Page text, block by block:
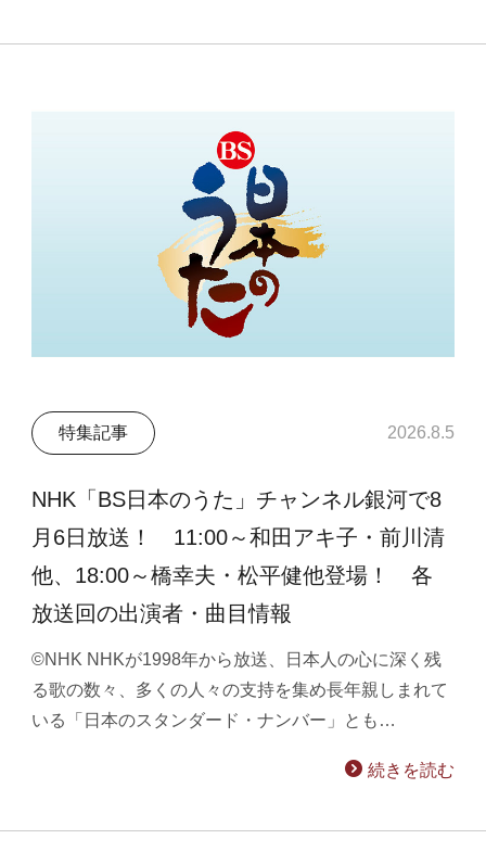
特集記事 2026.8.5
NHK「BS日本のうた」チャンネル銀河で8
月6日放送！ 11:00～和田アキ子・前川清
他、18:00～橋幸夫・松平健他登場！ 各
放送回の出演者・曲目情報
©NHK NHKが1998年から放送、日本人の心に深く残
る歌の数々、多くの人々の支持を集め長年親しまれて
いる「日本のスタンダード・ナンバー」とも…
続きを読む